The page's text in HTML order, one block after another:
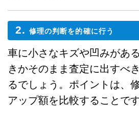
2.修理の判断を的確に行う
車に小さなキズや凹みがあ
きかそのまま査定に出すべ
るでしょう。ポイントは、
アップ額を比較することです